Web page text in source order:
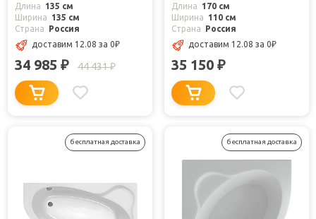
Длина
135 см
Ширина
135 см
Страна
Россия
доставим 12.08 за 0₽
34 985 ₽ 44 431₽
Длина
170 см
Ширина
110 см
Страна
Россия
доставим 12.08 за 0₽
35 150 ₽
бесплатная доставка бесплатная доставка